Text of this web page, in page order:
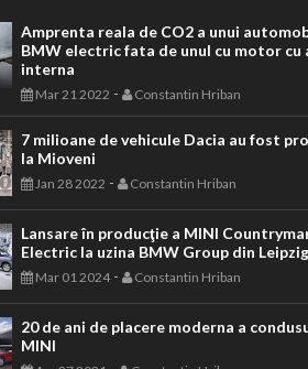
Amprenta reala de CO2 a unui
BMW electric fata de unul cu motor cu
interna
Mar 21 2022 - Constantin Hriban
7 milioane de vehicule Dacia au fost
la Mioveni
Jan 28 2022 - Constantin Hriban
Lansare în producţie a MINI
Electric la uzina BMW Group din Leipzig
Mar 01 2024- Constantin Hriban
20 de ani de placere moderna a
MINI